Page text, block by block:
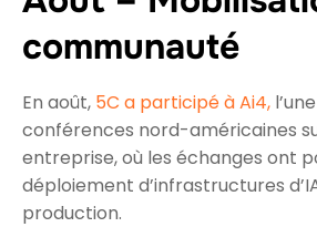
communauté
En août, 5C a participé à Ai4,
conférences nord-américaines
entreprise, où les échanges ont
déploiement d’infrastructures
production.